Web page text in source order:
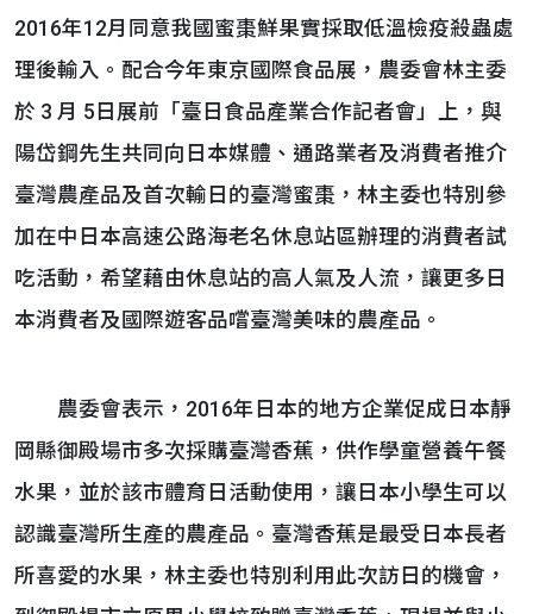
2016年12月同意我國蜜棗鮮果實採取低溫檢疫殺蟲處
理後輸入。配合今年東京國際食品展，農委會林主委
於 3 月 5日展前「臺日食品產業合作記者會」上，與
陽岱鋼先生共同向日本媒體、通路業者及消費者推介
臺灣農產品及首次輸日的臺灣蜜棗，林主委也特別參
加在中日本高速公路海老名休息站區辦理的消費者試
吃活動，希望藉由休息站的高人氣及人流，讓更多日
本消費者及國際遊客品嚐臺灣美味的農產品。
農委會表示，2016年日本的地方企業促成日本靜
岡縣御殿場市多次採購臺灣香蕉，供作學童營養午餐
水果，並於該市體育日活動使用，讓日本小學生可以
認識臺灣所生產的農產品。臺灣香蕉是最受日本長者
所喜愛的水果，林主委也特別利用此次訪日的機會，